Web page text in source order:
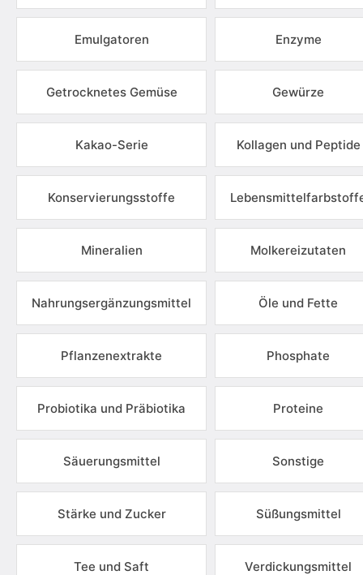
Emulgatoren Enzyme
Getrocknetes Gemüse Gewürze
Kakao-Serie Kollagen und Peptide
Konservierungsstoffe
Mineralien Molkereizutaten
Nahrungsergänzungsmittel Öle und Fette
Pflanzenextrakte Phosphate
Probiotika und Präbiotika Proteine
Säuerungsmittel Sonstige
Stärke und Zucker Süßungsmittel
Tee und Saft Verdickungsmittel